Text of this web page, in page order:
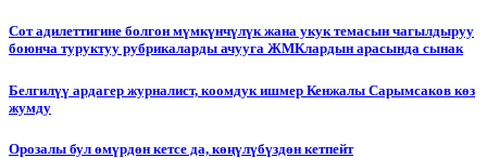
Сот адилеттигине болгон мүмкүнчүлүк жана укук темасын чагылдыруу
боюнча туруктуу рубрикаларды ачууга ЖМКлардын арасында сынак
Белгилүү ардагер журналист, коомдук ишмер Кенжалы Сарымсаков көз
жумду
Орозалы бул өмүрдөн кетсе да, көңүлүбүздөн кетпейт